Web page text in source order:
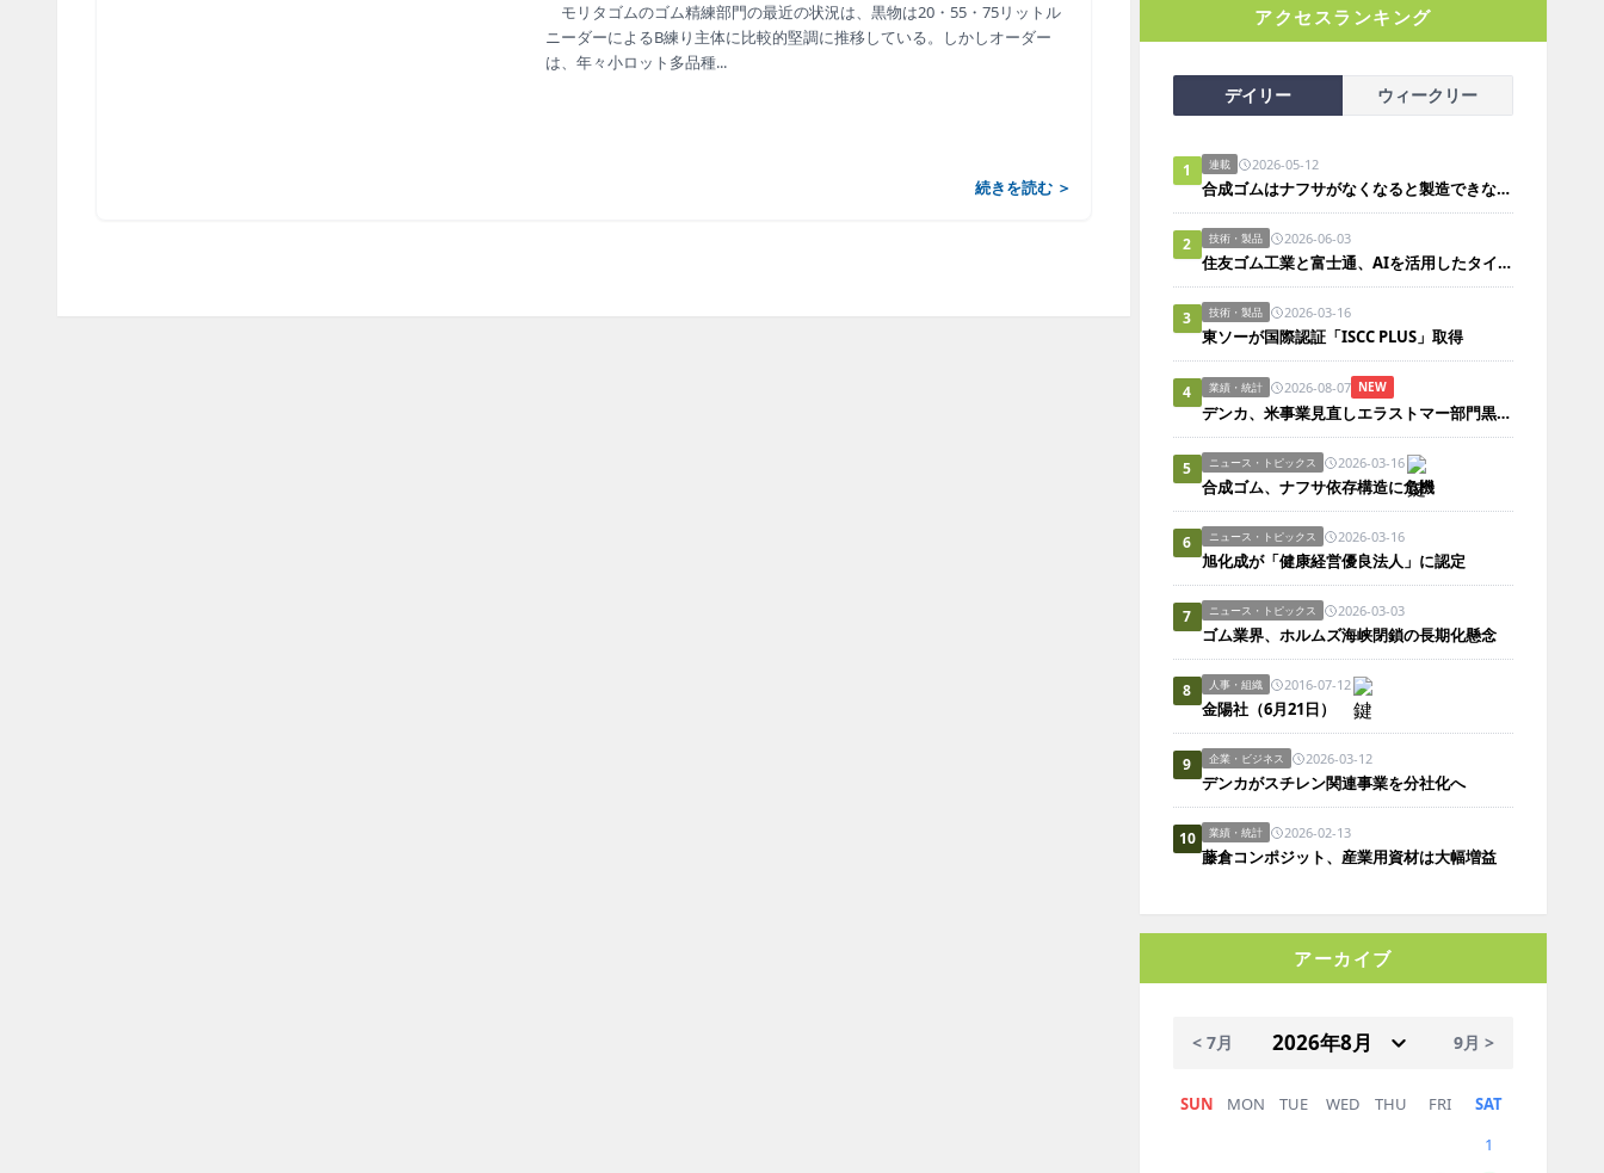
モリタゴムのゴム精練部門の最近の状況は、黒物は20・55・75リットル
ニーダーによるB練り主体に比較的堅調に推移している。しかしオーダー
は、年々小ロット多品種...
続きを読む ＞
アクセスランキング
デイリー ウィークリー
1 連載 2026-05-12
合成ゴムはナフサがなくなると製造できないのか？
2 技術・製品 2026-06-03
住友ゴム工業と富士通、AIを活用したタイヤ構造解析の実証実験において所要時間を約90％短縮
3 技術・製品 2026-03-16
東ソーが国際認証「ISCC PLUS」取得
4 業績・統計 2026-08-07 NEW
デンカ、米事業見直しエラストマー部門黒字化
5 ニュース・トピックス 2026-03-16
合成ゴム、ナフサ依存構造に危機
6 ニュース・トピックス 2026-03-16
旭化成が「健康経営優良法人」に認定
7 ニュース・トピックス 2026-03-03
ゴム業界、ホルムズ海峡閉鎖の長期化懸念
8 人事・組織 2016-07-12
金陽社（6月21日）
9 企業・ビジネス 2026-03-12
デンカがスチレン関連事業を分社化へ
10 業績・統計 2026-02-13
藤倉コンポジット、産業用資材は大幅増益
アーカイブ
< 7月 9月 >
SUN MON TUE WED THU FRI
SAT
1